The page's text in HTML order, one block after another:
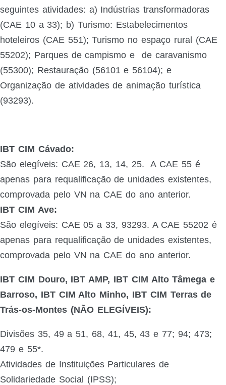
seguintes atividades: a) Indústrias transformadoras
(CAE 10 a 33); b) Turismo: Estabelecimentos
hoteleiros (CAE 551); Turismo no espaço rural (CAE
55202); Parques de campismo e de caravanismo
(55300); Restauração (56101 e 56104); e
Organização de atividades de animação turística
(93293).
IBT CIM Cávado:
São elegíveis: CAE 26, 13, 14, 25. A CAE 55 é
apenas para requalificação de unidades existentes,
comprovada pelo VN na CAE do ano anterior.
IBT CIM Ave:
São elegíveis: CAE 05 a 33, 93293. A CAE 55202 é
apenas para requalificação de unidades existentes,
comprovada pelo VN na CAE do ano anterior.
IBT CIM Douro, IBT AMP, IBT CIM Alto Tâmega e
Barroso, IBT CIM Alto Minho, IBT CIM Terras de
Trás-os-Montes (NÃO ELEGÍVEIS):
Divisões 35, 49 a 51, 68, 41, 45, 43 e 77; 94; 473;
479 e 55*.
Atividades de Instituições Particulares de
Solidariedade Social (IPSS);